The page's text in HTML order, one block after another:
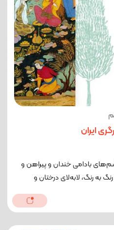
ایران
بادامی خندان و پیراهن و
به رنگ، لابه‌لای درختان و